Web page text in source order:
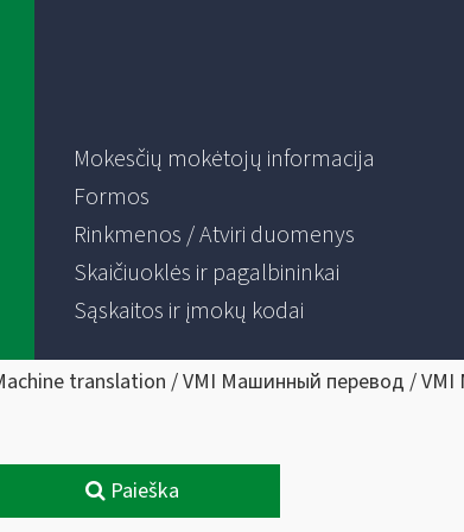
Mokesčių mokėtojų informacija
Formos
Rinkmenos / Atviri duomenys
Skaičiuoklės ir pagalbininkai
Sąskaitos ir įmokų kodai
translation / VMI Машинный перевод /
Paieška